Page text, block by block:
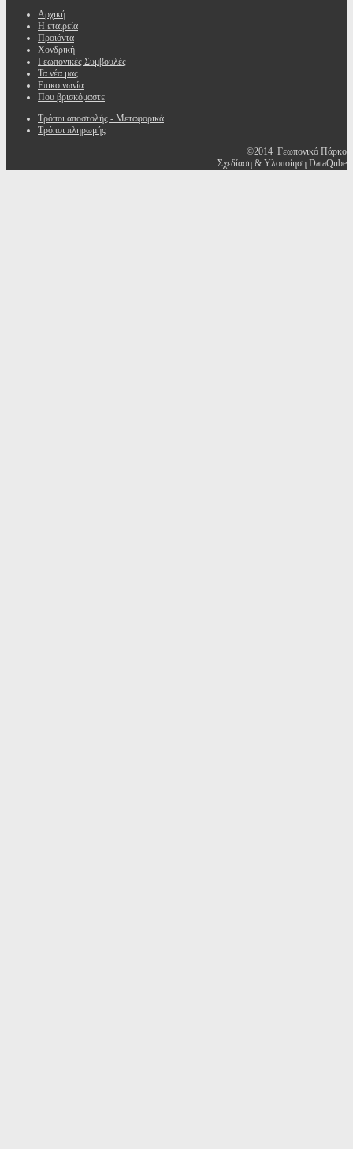
Αρχική
Η εταιρεία
Προϊόντα
Χονδρική
Γεωπονικές Συμβουλές
Τα νέα μας
Επικοινωνία
Που βρισκόμαστε
Τρόποι αποστολής - Μεταφορικά
Τρόποι πληρωμής
©2014 Γεωπονικό Πάρκο
Σχεδίαση & Υλοποίηση DataQube